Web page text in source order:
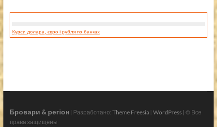
Курси долара, євро і рубля по банках
Бровари & регіон| Разработано: Theme Freesia| WordPress| © Все
права защищены